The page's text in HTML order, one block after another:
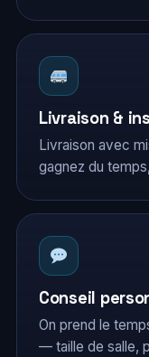
Livraison &
Livraison avec
gagnez du
Conseil
On prend le
— taille de salle,